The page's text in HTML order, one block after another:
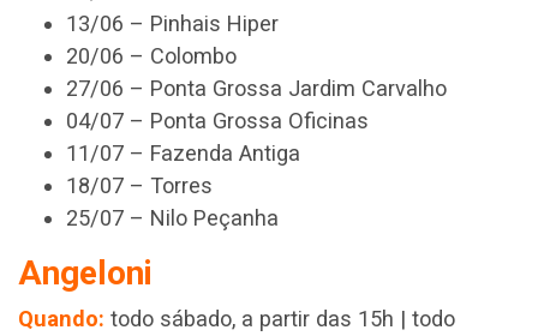
13/06 – Pinhais Hiper
20/06 – Colombo
27/06 – Ponta Grossa Jardim Carvalho
04/07 – Ponta Grossa Oficinas
11/07 – Fazenda Antiga
18/07 – Torres
25/07 – Nilo Peçanha
Angeloni
Quando: todo sábado, a partir das 15h | todo